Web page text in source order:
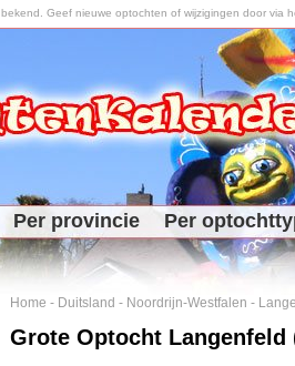
bekend. Geef nieuwe optochten of wijzigingen door via
Per provincie Per
Home - Duitsland - Noordrijn-Westfalen -
Grote Optocht Langenfeld